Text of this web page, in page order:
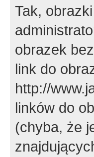
Tak,
obrazek
link do
http://
linków do
(chyba, że